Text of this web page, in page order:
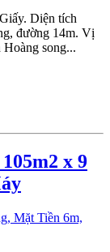
Diện tích
đường 14m. Vị
song...
x 9